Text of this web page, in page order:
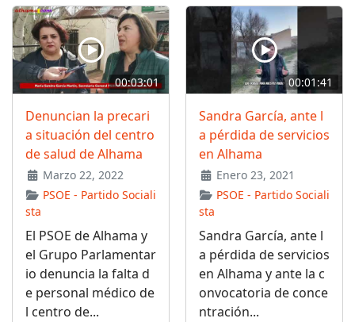
00:03:01
Denuncian la precari
a situación del centro
de salud de Alhama
Marzo 22, 2022
PSOE - Partido Sociali
sta
El PSOE de Alhama y
el Grupo Parlamentar
io denuncia la falta d
e personal médico de
l centro de...
00:01:41
Sandra García, ante l
a pérdida de servicios
en Alhama
Enero 23, 2021
PSOE - Partido Sociali
sta
Sandra García, ante l
a pérdida de servicios
en Alhama y ante la c
onvocatoria de conce
ntración...